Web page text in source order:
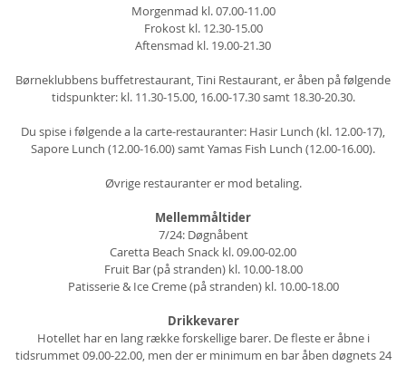
Morgenmad kl. 07.00-11.00
Frokost kl. 12.30-15.00
Aftensmad kl. 19.00-21.30
Børneklubbens buffetrestaurant, Tini Restaurant, er åben på følgende
tidspunkter: kl. 11.30-15.00, 16.00-17.30 samt 18.30-20.30.
Du spise i følgende a la carte-restauranter: Hasir Lunch (kl. 12.00-17),
Sapore Lunch (12.00-16.00) samt Yamas Fish Lunch (12.00-16.00).
Øvrige restauranter er mod betaling.
Mellemmåltider
7/24: Døgnåbent
Caretta Beach Snack kl. 09.00-02.00
Fruit Bar (på stranden) kl. 10.00-18.00
Patisserie & Ice Creme (på stranden) kl. 10.00-18.00
Drikkevarer
Hotellet har en lang række forskellige barer. De fleste er åbne i
tidsrummet 09.00-22.00, men der er minimum en bar åben døgnets 24